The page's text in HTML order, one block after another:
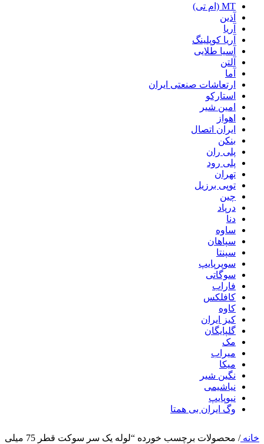
MT (ام تی)
آذین
آریا
آریا کوپلینگ
آسیا طلایی
آلتن
آما
ارتعاشات صنعتی ایران
استارکو
امین شیر
اهواز
ایران اتصال
بنکن
پلی ران
پلی رود
تهران
توپی برزیل
چین
درپاد
دنا
ساوه
سپاهان
سپنتا
سوپرپایپ
سوگاتی
فاراب
کافلکس
کاوه
کیز ایران
گلپایگان
مک
میراب
میکا
نگین شیر
نیاشیمی
نیوپایپ
وگ ایران بی همتا
خانه/
محصولات برچسب خورده “لوله یک سر سوکت قطر 75 میلی